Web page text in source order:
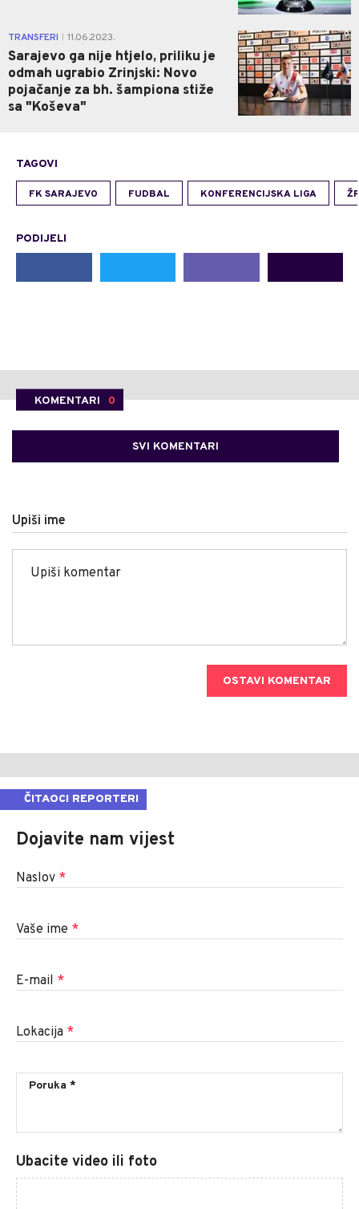
TRANSFERI 11.06.2023.
Sarajevo ga nije htjelo, priliku je
odmah ugrabio Zrinjski: Novo
pojačanje za bh. šampiona stiže
sa "Koševa"
0
TAGOVI
FK SARAJEVO FUDBAL KONFERENCIJSKA LIGA
PODIJELI
KOMENTARI 0
SVI KOMENTARI
Upiši ime
OSTAVI KOMENTAR
ČITAOCI REPORTERI
Dojavite nam vijest
Naslov *
Vaše ime *
E-mail *
Lokacija *
Ubacite video ili foto